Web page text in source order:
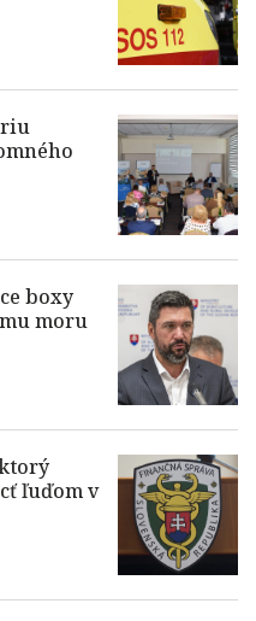
boxy
moru
ľuďom v